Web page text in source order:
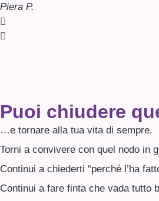
Piera P.
Puoi chiudere
…e tornare alla tua vita di sempre.
Torni a convivere con quel nodo in
Continui a chiederti “perché l’ha
Continui a fare finta che vada tutto